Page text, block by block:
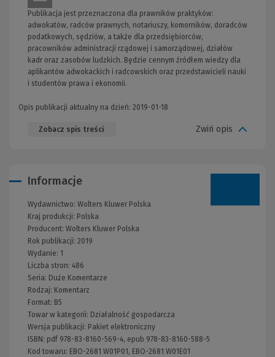
Publikacja jest przeznaczona dla prawników praktyków:
adwokatów, radców prawnych, notariuszy, komorników, doradców
podatkowych, sędziów, a także dla przedsiębiorców,
pracowników administracji rządowej i samorządowej, działów
kadr oraz zasobów ludzkich. Będzie cennym źródłem wiedzy dla
aplikantów adwokackich i radcowskich oraz przedstawicieli nauki
i studentów prawa i ekonomii.
Opis publikacji aktualny na dzień: 2019-01-18
Zobacz spis treści Zwiń opis
Informacje
Wydawnictwo: Wolters Kluwer Polska
Kraj produkcji: Polska
Producent: Wolters Kluwer Polska
Rok publikacji: 2019
Wydanie: 1
Liczba stron: 486
Seria: Duże Komentarze
Rodzaj: Komentarz
Format: B5
Towar w kategorii: Działalność gospodarcza
Wersja publikacji: Pakiet elektroniczny
ISBN: pdf 978-83-8160-569-4, epub 978-83-8160-588-5
Kod towaru: EBO-2681 W01P01, EBO-2681 W01E01